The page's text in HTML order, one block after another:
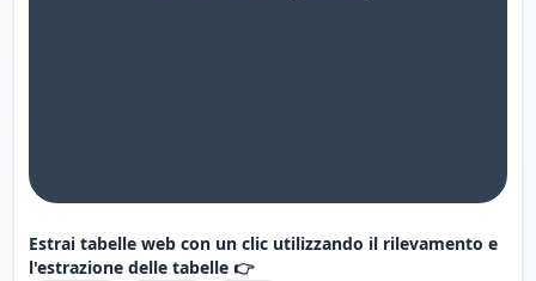
Estrai tabelle web con un clic utilizzando il rilevamento e
l'estrazione delle tabelle 👉